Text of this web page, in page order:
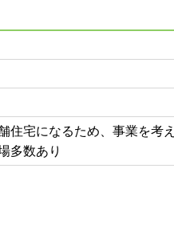
住宅になるため、事業を考
多数あり